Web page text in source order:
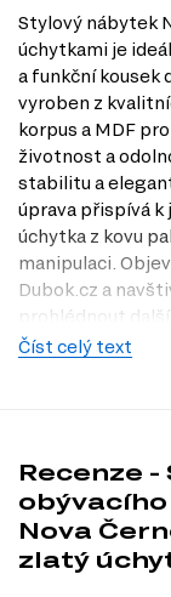
Stylový nábytek
úchytkami je
a funkční kousek
vyroben z
korpus a MDF
životnost a
stabilitu a
úprava přispívá k
úchytka z kovu
manipulaci.
Dubok.cz a
prohlédnout
zaručuje dlouhou
odolností vůči
Styl.
činí tento nábytek
Povrchová úprava.
Číst celý text
Recenze -
Nova
zlatý